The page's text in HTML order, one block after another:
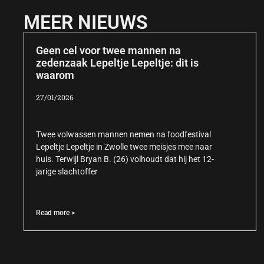
MEER NIEUWS
Geen cel voor twee mannen na
zedenzaak Lepeltje Lepeltje: dit is
waarom
27/01/2026
Twee volwassen mannen nemen na foodfestival
Lepeltje Lepeltje in Zwolle twee meisjes mee naar
huis. Terwijl Bryan B. (26) volhoudt dat hij het 12-
jarige slachtoffer
Read more >